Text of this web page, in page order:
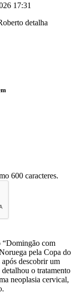
17:31
600 caracteres.
“Domingão com
pela Copa do
descobrir um
o tratamento
neoplasia cervical,